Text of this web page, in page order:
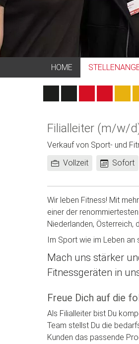
HOME
Filialleiter (m/w/
Verkauf von Sport- und
Arbeitszeit:
Vollzeit Sofort
Wir leben Fitness! Mit
einer der
Niederlanden, Österreich,
Im Sport wie im Leben an
Mach uns stärker
Fitnessgeräten in
Freue Dich auf die
Als Filialleiter bist Du
Team stellst Du die
Kunden das passende